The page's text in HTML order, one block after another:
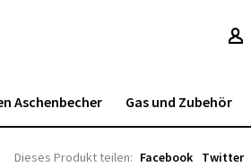
Aschenbecher Gas und Zubehör
Dieses Produkt teilen: Facebook Twitter